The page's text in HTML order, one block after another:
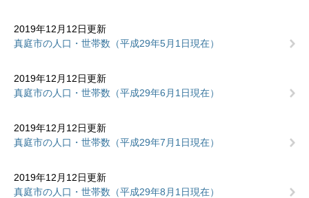
2019年12月12日更新
真庭市の人口・世帯数（平成29年5月1日現在）
2019年12月12日更新
真庭市の人口・世帯数（平成29年6月1日現在）
2019年12月12日更新
真庭市の人口・世帯数（平成29年7月1日現在）
2019年12月12日更新
真庭市の人口・世帯数（平成29年8月1日現在）